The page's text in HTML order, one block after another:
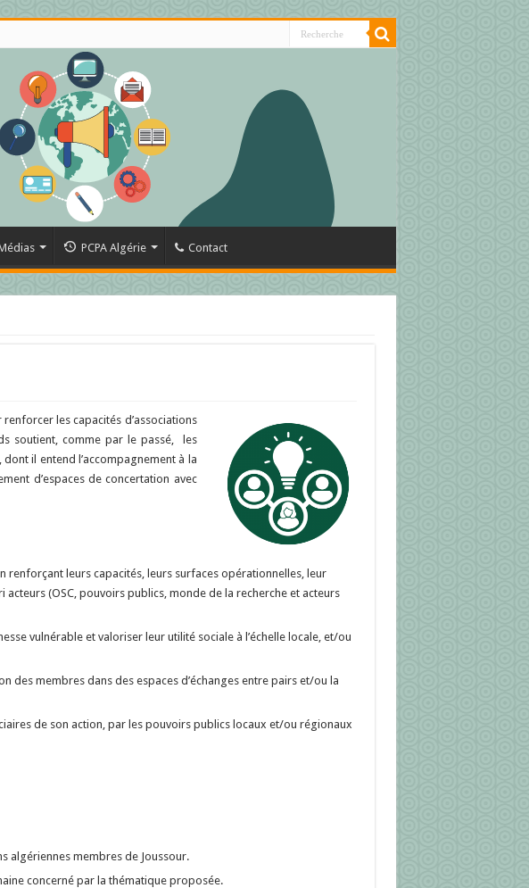
PCPA Algérie Contact
renforcerles capacités d’associations
soutient, comme par le passé, les
il entend l’accompagnement à la
d’espaces de concertation avec
leurs capacités, leurs surfaces opérationnelles, leur
(OSC, pouvoirs publics, monde de la recherche et acteurs
vulnérable et valoriser leur utilité sociale à l’échelle locale, et/ou
membres dans des espaces d’échanges entre pairs et/ou la
de son action, par les pouvoirs publics locaux et/ou régionaux
algériennes membres de Joussour.
concerné par la thématique proposée.